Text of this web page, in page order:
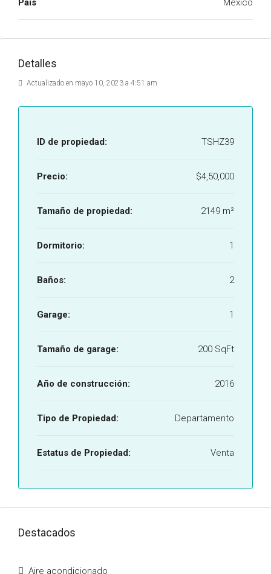
País México
Detalles
Actualizado en mayo 10, 2023 a 4:51 am
ID de propiedad: TSHZ39
Precio: $4,50,000
Tamaño de propiedad: 2149 m²
Dormitorio: 1
Baños: 2
Garage: 1
Tamaño de garage: 200 SqFt
Año de construcción: 2016
Tipo de Propiedad: Departamento
Estatus de Propiedad: Venta
Destacados
Aire acondicionado